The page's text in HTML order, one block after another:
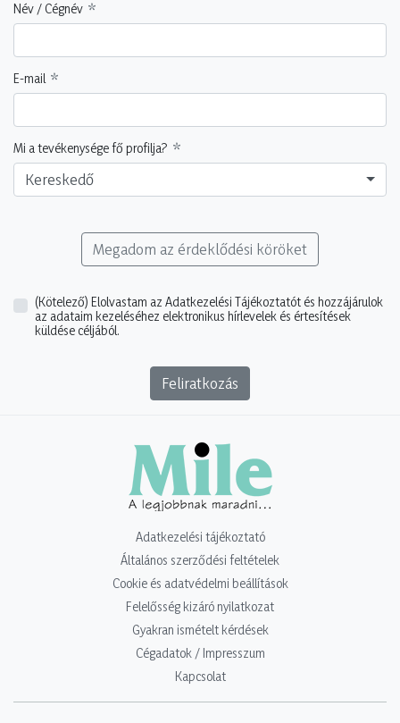
Név / Cégnév
E-mail
Mi a tevékenysége fő profilja?
Kereskedő
Megadom az érdeklődési köröket
(Kötelező) Elolvastam az Adatkezelési Tájékoztatót és hozzájárulok
az adataim kezeléséhez elektronikus hírlevelek és értesítések
küldése céljából.
Feliratkozás
Adatkezelési tájékoztató
Általános szerződési feltételek
Cookie és adatvédelmi beállítások
Felelősség kizáró nyilatkozat
Gyakran ismételt kérdések
Cégadatok / Impresszum
Kapcsolat